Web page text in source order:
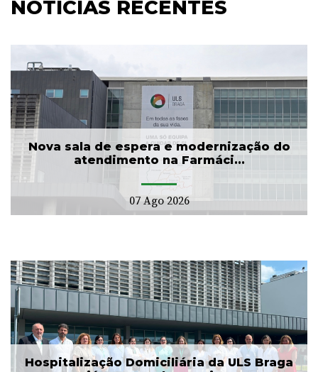
NOTÍCIAS RECENTES
Nova sala de espera e modernização do
atendimento na Farmáci...
07 Ago 2026
Hospitalização Domiciliária da ULS Braga